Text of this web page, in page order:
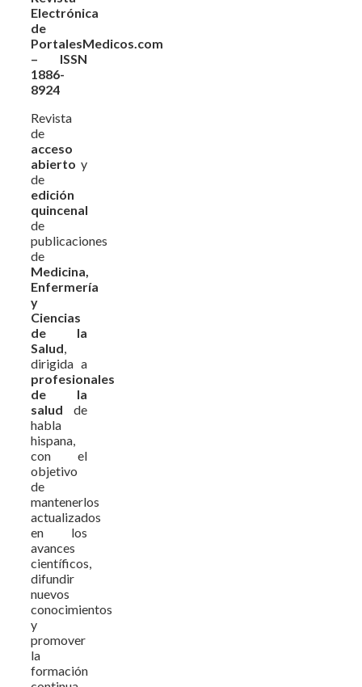
Electrónica
de
PortalesMedicos.com
– ISSN
1886-
8924
Revista
de
acceso
abierto y
de
edición
quincenal
de
publicaciones
de
Medicina,
Enfermería
y
Ciencias
de la
Salud,
dirigida a
profesionales
de la
salud de
habla
hispana,
con el
objetivo
de
mantenerlos
actualizados
en los
avances
científicos,
difundir
nuevos
conocimientos
y
promover
la
formación